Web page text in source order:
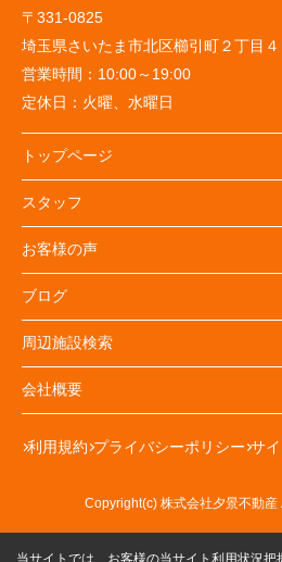
〒331-0825
埼玉県さいたま市北区櫛引町２丁目４
営業時間： 10:00～19:00
定休日： 火曜、水曜日
トップページ
スタッフ
お客様の声
ブログ
周辺施設検索
会社概要
利用規約 プライバシーポリシー サ
Copyright(c) 株式会社夕景不動
当サイトでは、お客様の当サイト利用状況把